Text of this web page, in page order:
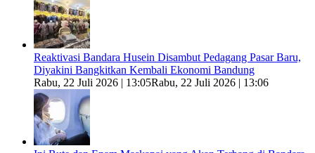
Reaktivasi Bandara Husein Disambut Pedagang Pasar Baru,
Diyakini Bangkitkan Kembali Ekonomi Bandung
Rabu, 22 Juli 2026 | 13:05Rabu, 22 Juli 2026 | 13:06